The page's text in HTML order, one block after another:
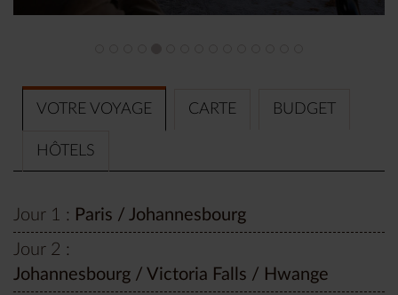
VOTRE VOYAGE CARTE BUDGET
HÔTELS
Jour 1 : Paris / Johannesbourg
Jour 2 :
Johannesbourg / Victoria Falls / Hwange